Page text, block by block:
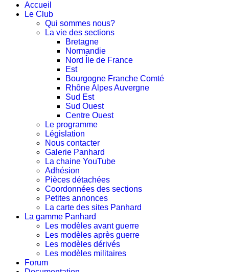
Accueil
Le Club
Qui sommes nous?
La vie des sections
Bretagne
Normandie
Nord Île de France
Est
Bourgogne Franche Comté
Rhône Alpes Auvergne
Sud Est
Sud Ouest
Centre Ouest
Le programme
Législation
Nous contacter
Galerie Panhard
La chaine YouTube
Adhésion
Pièces détachées
Coordonnées des sections
Petites annonces
La carte des sites Panhard
La gamme Panhard
Les modèles avant guerre
Les modèles après guerre
Les modèles dérivés
Les modèles militaires
Forum